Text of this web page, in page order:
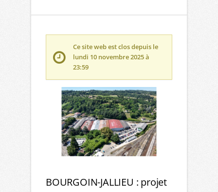
Ce site web est clos depuis le
lundi 10 novembre 2025 à
23:59
BOURGOIN-JALLIEU : projet